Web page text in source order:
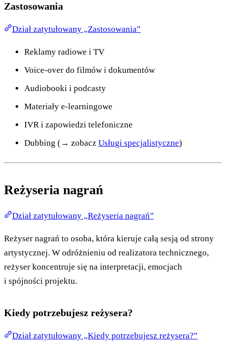
Zastosowania
Dział zatytułowany „Zastosowania”
Reklamy radiowe i TV
Voice-over do filmów i dokumentów
Audiobooki i podcasty
Materiały e-learningowe
IVR i zapowiedzi telefoniczne
Dubbing (→ zobacz Usługi specjalistyczne)
Reżyseria nagrań
Dział zatytułowany „Reżyseria nagrań”
Reżyser nagrań to osoba, która kieruje całą sesją od strony
artystycznej. W odróżnieniu od realizatora technicznego,
reżyser koncentruje się na interpretacji, emocjach
i spójności projektu.
Kiedy potrzebujesz reżysera?
Dział zatytułowany „Kiedy potrzebujesz reżysera?”